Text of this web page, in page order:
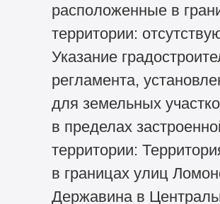
расположенные в
территории:
Указание
регламента,
для земельных
в пределах
территории:
в границах улиц
Державина в